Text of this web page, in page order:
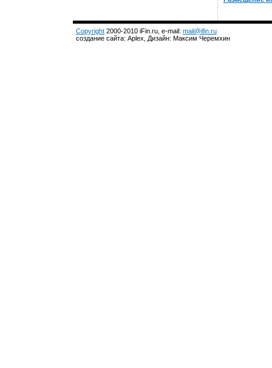
Copyright 2000-2010 iFin.ru, e-mail: mail@ifin.ru
создание сайта: Aplex, Дизайн: Максим Черемхин